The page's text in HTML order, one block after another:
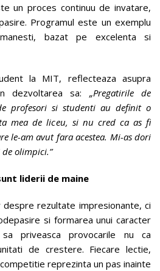
un proces continuu de invatare,
Programul este un exemplu
bazat pe excelenta si
la MIT, reflecteaza asupra
dezvoltarea sa: „Pregatirile de
profesori si studenti au definit o
mea de liceu, si nu cred ca as fi
le-am avut fara acestea. Mi-as dori
olimpici.”
liderii de maine
rezultate impresionante, ci
si formarea unui caracter
priveasca provocarile nu ca
de crestere. Fiecare lectie,
reprezinta un pas inainte